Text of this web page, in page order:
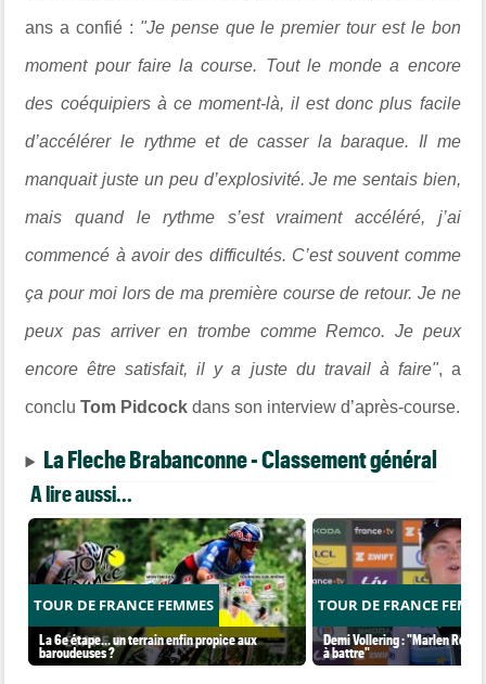
ans a confié : "Je pense que le premier tour est le bon
moment pour faire la course. Tout le monde a encore
des coéquipiers à ce moment-là, il est donc plus facile
d’accélérer le rythme et de casser la baraque. Il me
manquait juste un peu d’explosivité. Je me sentais bien,
mais quand le rythme s’est vraiment accéléré, j’ai
commencé à avoir des difficultés. C’est souvent comme
ça pour moi lors de ma première course de retour. Je ne
peux pas arriver en trombe comme Remco. Je peux
encore être satisfait, il y a juste du travail à faire", a
concluTom Pidcock dans son interview d’après-course.
La Fleche Brabanconne - Classement général
A lire aussi...
TOUR DE FRANCE FEMMES
La 6e étape… un terrain enfin propice aux
baroudeuses ?
TOUR DE FRANCE
Demi Vollering : "Marlen
à battre"